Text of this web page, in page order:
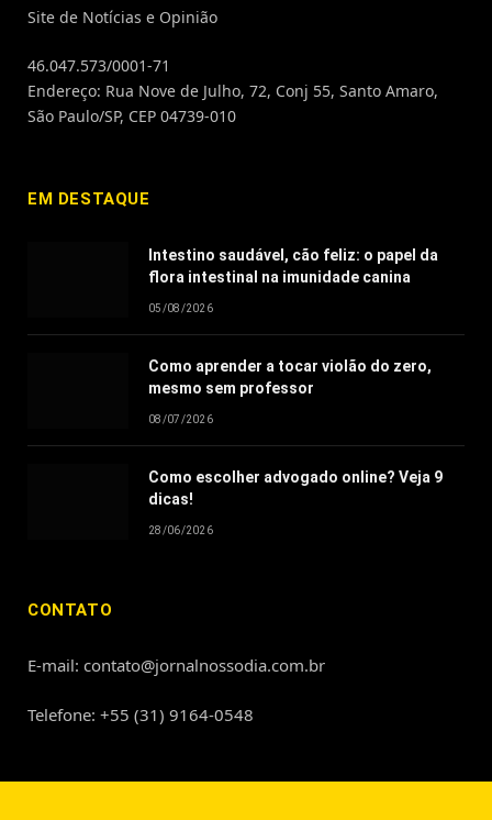
Site de Notícias e Opinião
46.047.573/0001-71
Endereço: Rua Nove de Julho, 72, Conj 55, Santo Amaro,
São Paulo/SP, CEP 04739-010
EM DESTAQUE
Intestino saudável, cão feliz: o papel da
flora intestinal na imunidade canina
05/08/2026
Como aprender a tocar violão do zero,
mesmo sem professor
08/07/2026
Como escolher advogado online? Veja 9
dicas!
28/06/2026
CONTATO
E-mail: contato@jornalnossodia.com.br
Telefone: +55 (31) 9164-0548